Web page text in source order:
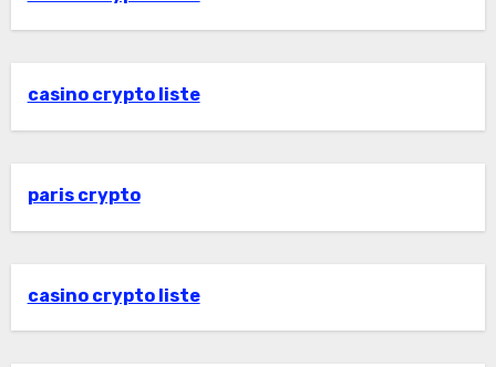
casino crypto liste
paris crypto
casino crypto liste